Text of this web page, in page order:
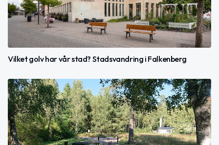
Vilket golv har vår stad? Stadsvandring i Falkenberg